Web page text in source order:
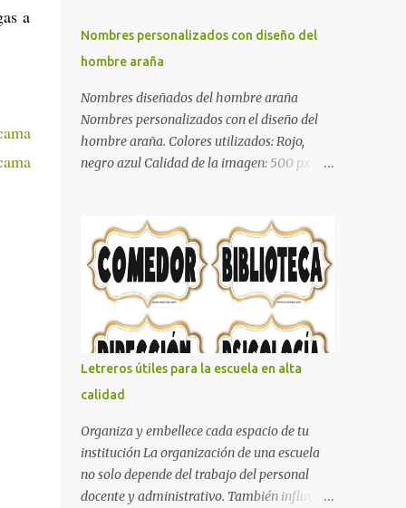
a
dormitorio. El color naranja es una buena
opción para recibir esa luz y felicidad que
todo ser humano necesita. El color blanco es
ideal para lograr el relax total, es un color
que va con todo y además es color bastante
limpio que te dará esa sensación de calidez.
Los colores terra son excelentes para usar en
color muy relajante y por lo tanto entra en
la lista de colo...
Nombres personalizados con diseño del
hombre araña
Nombres diseñados del hombre araña
Nombres personalizados con el diseño del
hombre araña. Colores utilizados: Rojo,
negro azul Calidad de la imagen: 500 px Si
comentario y con gusto lo diseñamos.
Nombres con diseños Spiderman Sonic bella
Cartel de feliz cumpleaños de héroes en
pijamas Ideas para decorar el dormitorio
con pósters Cama con diseño de ring de
boxeo Ideas para decoraciones de fiestas
infantiles Cosas bonitas que se pueden hacer
con gomas de coche
Letreros útiles para la escuela en alta
calidad
Organiza y embellece cada espacio de tu
institución La organización de una escuela
no solo depende del trabajo del personal
docente y administrativo. También influye la